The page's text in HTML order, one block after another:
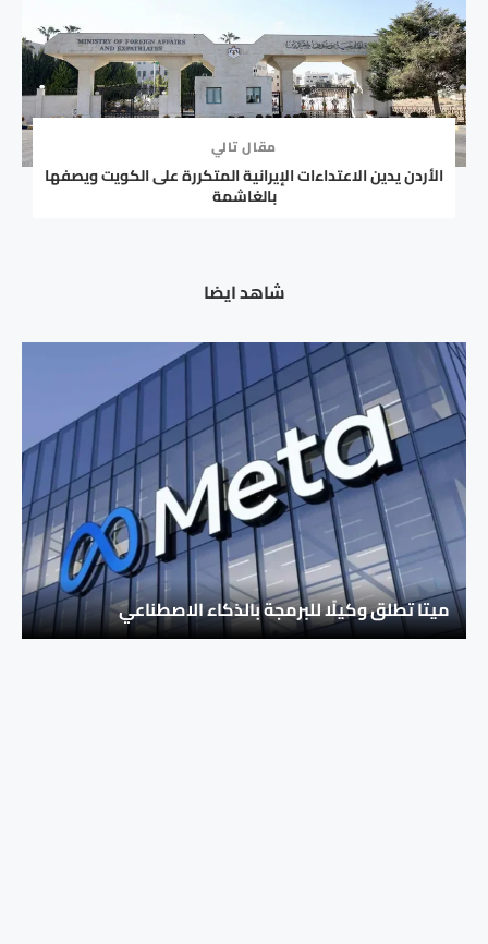
مقال تالي
الأردن يدين الاعتداءات الإيرانية المتكررة على الكويت ويصفها
بالغاشمة
شاهد ايضا
ميتا تطلق وكيلًا للبرمجة بالذكاء الاصطناعي